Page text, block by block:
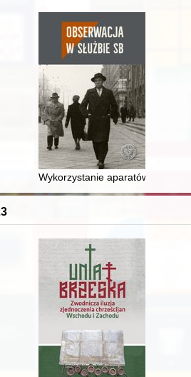
: Uniwersytet Warszawski
dworskiej : mechanizmy, agenci,
Wykorzystanie aparatów